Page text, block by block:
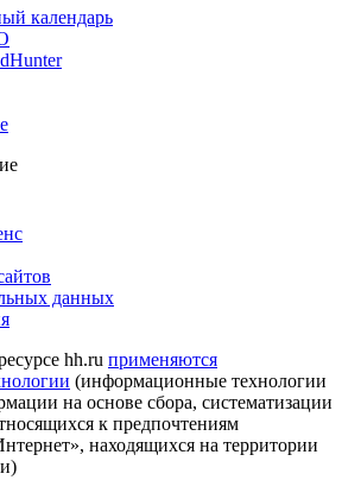
календарь
данных
hh.ru применяются
(информационные технологии
на основе сбора, систематизации
к предпочтениям
находящихся на территории